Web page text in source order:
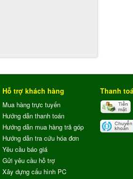
Hỗ trợ khách hàng
Mua hàng trực tuyến
Hướng dẫn thanh toán
Hướng dẫn mua hàng trả góp
Hướng dẫn tra cứu hóa đơn
Yêu cầu báo giá
Gửi yêu cầu hỗ trợ
Xây dựng cấu hình PC
Thanh